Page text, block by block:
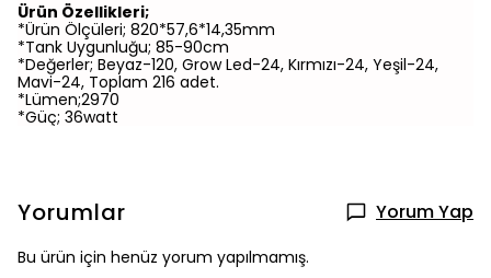
Ürün Özellikleri;
*Ürün Ölçüleri; 820*57,6*14,35mm
*Tank Uygunluğu; 85-90cm
*Değerler; Beyaz-120, Grow Led-24, Kırmızı-24, Yeşil-24,
Mavi-24, Toplam 216 adet.
*Lümen;2970
*Güç; 36watt
Yorumlar Yorum Yap
Bu ürün için henüz yorum yapılmamış.